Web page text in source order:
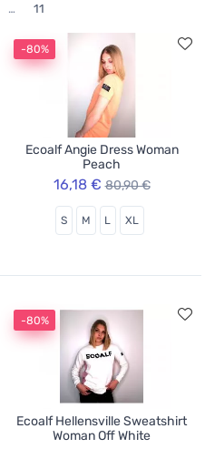
… 11
-80%
Ecoalf Angie Dress Woman
Peach
16,18 € 80,90 €
S M L XL
-80%
Ecoalf Hellensville Sweatshirt
Woman Off White